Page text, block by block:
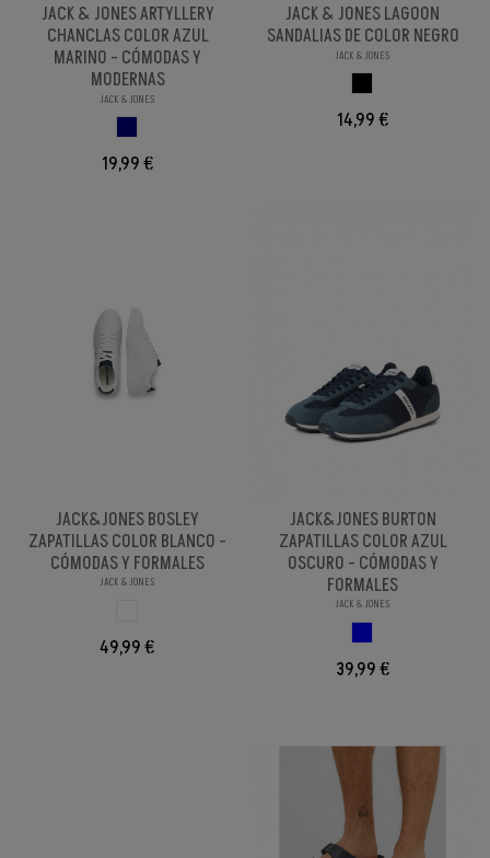
JACK & JONES ARTYLLERY
CHANCLAS COLOR AZUL
MARINO - CÓMODAS Y
MODERNAS
JACK & JONES
19,99 €
JACK & JONES LAGOON
SANDALIAS DE COLOR NEGRO
JACK & JONES
14,99 €
JACK&JONES BOSLEY
ZAPATILLAS COLOR BLANCO -
CÓMODAS Y FORMALES
JACK & JONES
49,99 €
JACK&JONES BURTON
ZAPATILLAS COLOR AZUL
OSCURO - CÓMODAS Y
FORMALES
JACK & JONES
39,99 €